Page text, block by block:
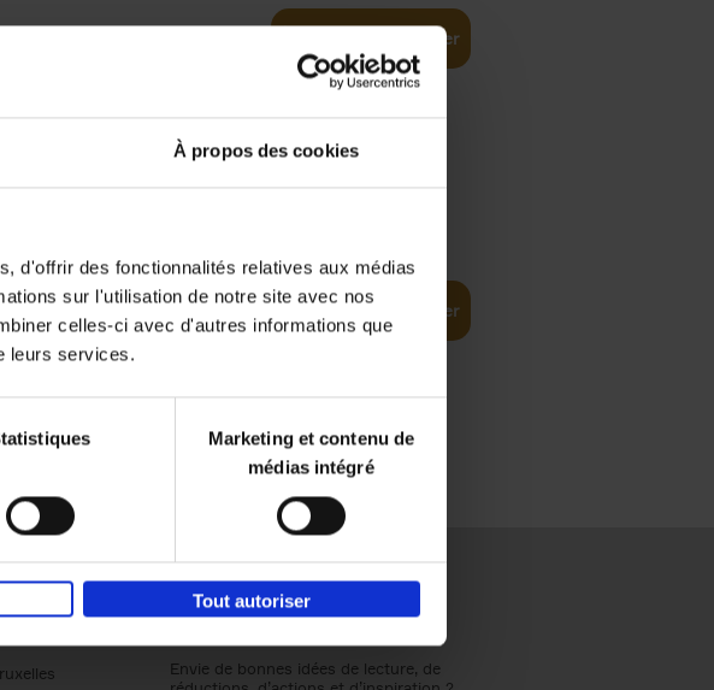
À propos des cookies
d'offrir des fonctionnalités relatives aux médias
sur l'utilisation de notre site avec nos
celles-ci avec d'autres informations que
leurs services.
Marketing et contenu de
médias intégré
Tout autoriser
Ajouter au panier
352 Ajouter au panier
Envie de bonnes idées de lecture, de